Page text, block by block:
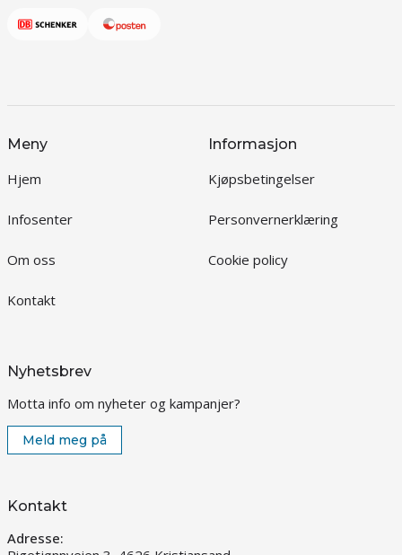
Meny
Hjem
Infosenter
Om oss
Kontakt
Informasjon
Kjøpsbetingelser
Personvernerklæring
Cookie policy
Nyhetsbrev
Motta info om nyheter og kampanjer?
Meld meg på
Kontakt
Adresse: